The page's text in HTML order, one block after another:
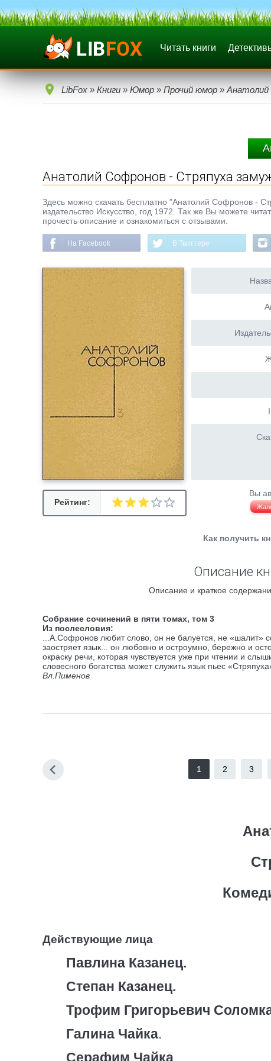
Читать книги
LibFox » Книги » Юмор » Прочий юмор »
Анатолий Софронов - Стряпуха
Здесь можно скачать бесплатно "Анатолий Софронов -
издательство Искусство, год 1972. Так же Вы можете
прочесть описание и ознакомиться с отзывами.
На Facebook В Твиттере
Рейтинг:
Вы
Как получить
Описание
Описание и краткое
Собрание сочинений в пяти томах, том 3
Из послесловия:
...А.Софронов любит слово, он не балуется, не «шалит»
заостряет язык... он любовно и остроумно, бережно и
окраску речи, которая чувствуется уже при чтении и
словесного богатства может служить язык пьес
Вл.Пименов
1 2 3
Действующие лица
Павлина Казанец.
Степан Казанец.
Трофим Григорьевич
Галина Чайка.
Серафим Чайка.